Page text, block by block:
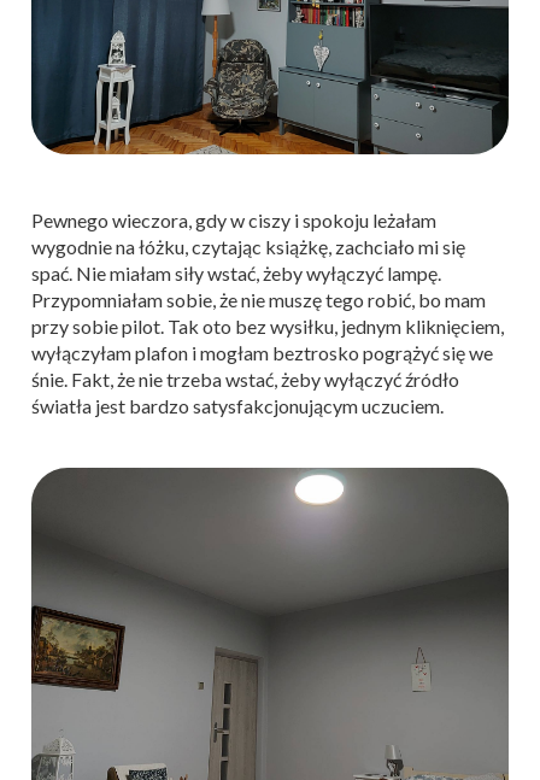
Pewnego wieczora, gdy w ciszy i spokoju leżałam
wygodnie na łóżku, czytając książkę, zachciało mi się
spać. Nie miałam siły wstać, żeby wyłączyć lampę.
Przypomniałam sobie, że nie muszę tego robić, bo mam
przy sobie pilot. Tak oto bez wysiłku, jednym kliknięciem,
wyłączyłam plafon i mogłam beztrosko pogrążyć się we
śnie. Fakt, że nie trzeba wstać, żeby wyłączyć źródło
światła jest bardzo satysfakcjonującym uczuciem.